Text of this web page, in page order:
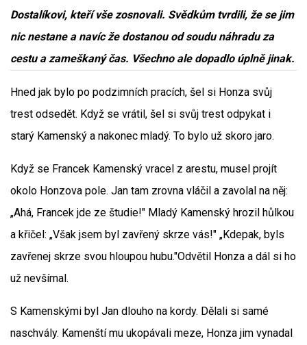
Dostalíkovi, kteří vše zosnovali. Svědkům tvrdili, že se jim
nic nestane a navíc že dostanou od soudu náhradu za
cestu a zameškaný čas. Všechno ale dopadlo úplně jinak.
Hned jak bylo po podzimních pracích, šel si Honza svůj
trest odsedět. Když se vrátil, šel si svůj trest odpykat i
starý Kamenský a nakonec mladý. To bylo už skoro jaro.
Když se Francek Kamenský vracel z arestu, musel projít
okolo Honzova pole. Jan tam zrovna vláčil a zavolal na něj:
„Ahá, Francek jde ze študie!" Mladý Kamenský hrozil hůlkou
a křičel: „Však jsem byl zavřený skrze vás!" „Kdepak, byls
zavřenej skrze svou hloupou hubu."Odvětil Honza a dál si ho
už nevšímal.
S Kamenskými byl Jan dlouho na kordy. Dělali si samé
naschvály. Kamenští mu ukopávali meze, Honza jim vynadal